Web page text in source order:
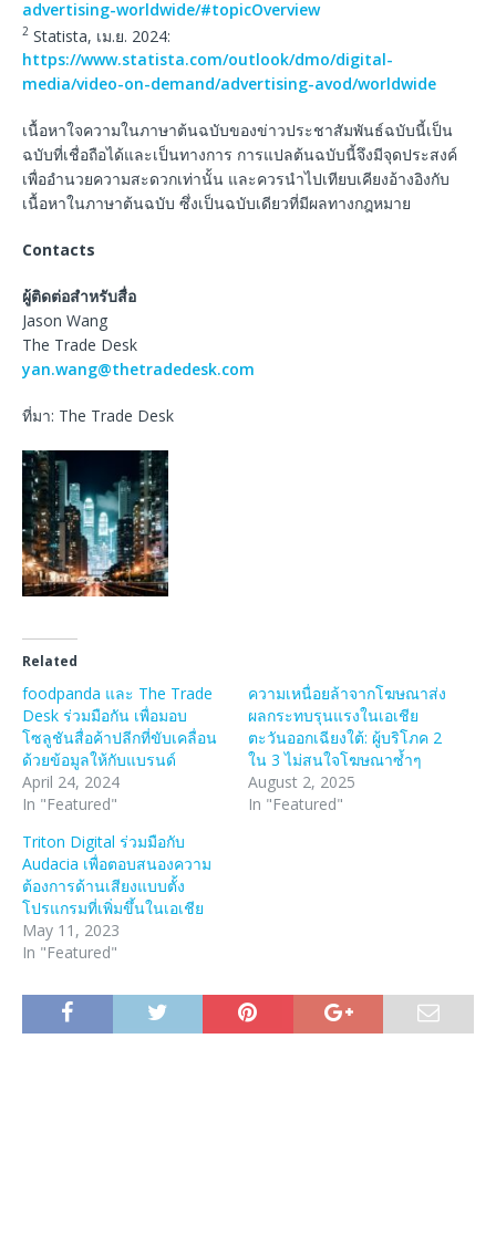
advertising-worldwide/#topicOverview
2 Statista, เม.ย. 2024:
https://www.statista.com/outlook/dmo/digital-
media/video-on-demand/advertising-avod/worldwide
เนื้อหาใจความในภาษาต้นฉบับของข่าวประชาสัมพันธ์ฉบับนี้เป็น
ฉบับที่เชื่อถือได้และเป็นทางการ การแปลต้นฉบับนี้จึงมีจุดประสงค์
เพื่ออำนวยความสะดวกเท่านั้น และควรนำไปเทียบเคียงอ้างอิงกับ
เนื้อหาในภาษาต้นฉบับ ซึ่งเป็นฉบับเดียวที่มีผลทางกฎหมาย
Contacts
ผู้ติดต่อสำหรับสื่อ
Jason Wang
The Trade Desk
yan.wang@thetradedesk.com
ที่มา: The Trade Desk
Related
foodpanda และ The Trade
Desk ร่วมมือกัน เพื่อมอบ
โซลูชันสื่อค้าปลีกที่ขับเคลื่อน
ด้วยข้อมูลให้กับแบรนด์
April 24, 2024
In "Featured"
ความเหนื่อยล้าจากโฆษณาส่ง
ผลกระทบรุนแรงในเอเชีย
ตะวันออกเฉียงใต้: ผู้บริโภค 2
ใน 3 ไม่สนใจโฆษณาซ้ำๆ
August 2, 2025
In "Featured"
Triton Digital ร่วมมือกับ
Audacia เพื่อตอบสนองความ
ต้องการด้านเสียงแบบตั้ง
โปรแกรมที่เพิ่มขึ้นในเอเชีย
May 11, 2023
In "Featured"